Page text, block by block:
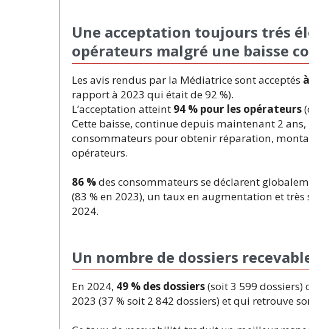
Une acceptation toujours trés
opérateurs malgré une baisse
Les avis rendus par la Médiatrice sont acceptés
rapport à 2023 qui était de 92 %).
L’acceptation atteint 94 % pour les opérateurs
Cette baisse, continue depuis maintenant 2
consommateurs pour obtenir réparation,
opérateurs.
86 %des consommateurs se déclarent
(83 % en 2023), un taux en augmentation et
2024.
Un nombre de dossiers
En 2024, 49 % des dossiers(soit 3 599 dossiers)
2023 (37 % soit 2 842 dossiers) et qui retrouve